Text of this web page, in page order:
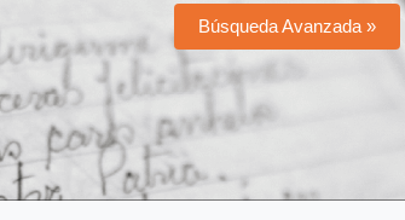
Búsqueda Avanzada »